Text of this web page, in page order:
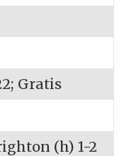
Gratis
(h) 1-2